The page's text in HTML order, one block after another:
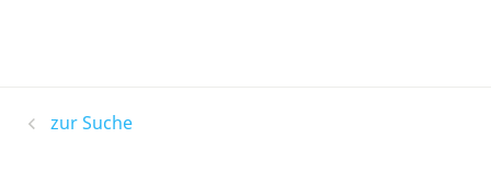
zur Suche